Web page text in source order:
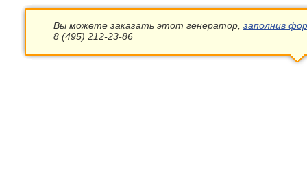
Вы можете заказать этот генератор, заполнив
8 (495) 212-23-86